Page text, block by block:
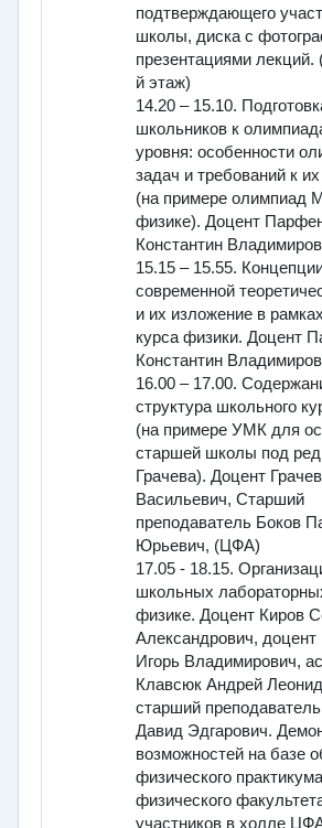
подтверждающего
школы, диска с
презентациями лекций.
й этаж)
14.20 – 15.10.
школьников к
уровня: особенности
задач и требований к
(на примере олимпиад
физике). Доцент
Константин
15.15 – 15.55.
современной
и их изложение в
курса физики. Доцент
Константин
16.00 – 17.00.
структура школьного
(на примере УМК для
старшей школы под
Грачева). Доцент
Васильевич, Старший
преподаватель Боков
Юрьевич, (ЦФА)
17.05 - 18.15.
школьных
физике. Доцент Киров
Александрович,
Игорь Владимирович,
Клавсюк Андрей
старший
Давид Эдгарович.
возможностей на базе
физического практикума
физического
участников в холле